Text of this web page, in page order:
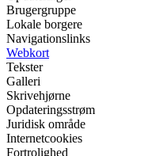
Brugergruppe
Lokale borgere
Navigationslinks
Webkort
Tekster
Galleri
Skrivehjørne
Opdateringsstrøm
Juridisk område
Internetcookies
Fortrolighed